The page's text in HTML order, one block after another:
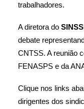
trabalhadores.
A diretora do
debate
CNTSS. A reunião
FENASPS e da
Clique nos links
dirigentes dos